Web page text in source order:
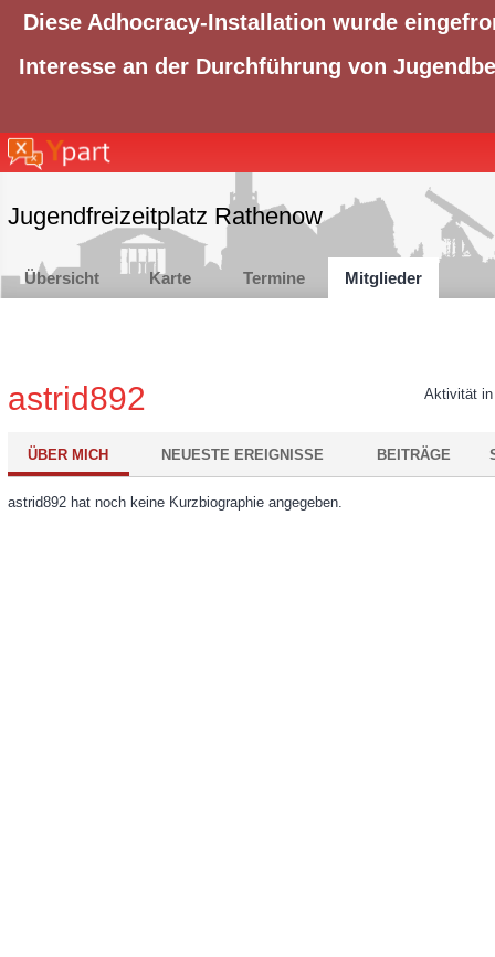
Diese Adhocracy-Installation wurde
Interesse an der Durchführung von
Jugendfreizeitplatz Rathenow
Übersicht Karte Termine Mitglieder
Aktivität
astrid892
ÜBER MICH NEUESTE EREIGNISSE BEITRÄGE
astrid892 hat noch keine Kurzbiographie angegeben.